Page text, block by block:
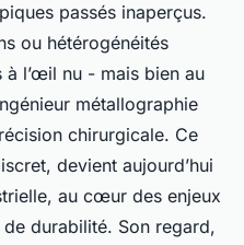
passés inaperçus.
ou hétérogénéités
à l’œil nu - mais bien au
métallographie
chirurgicale. Ce
devient aujourd’hui
au cœur des enjeux
durabilité. Son regard,